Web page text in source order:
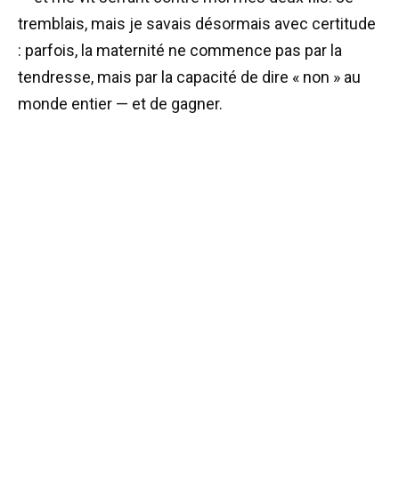
tremblais, mais je savais désormais avec certitude
: parfois, la maternité ne commence pas par la
tendresse, mais par la capacité de dire « non » au
monde entier — et de gagner.